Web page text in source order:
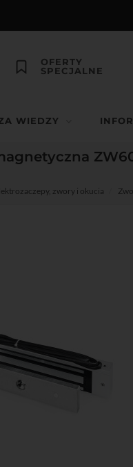
OFERTY
SPECJALNE
WIEDZY
zwory i okucia